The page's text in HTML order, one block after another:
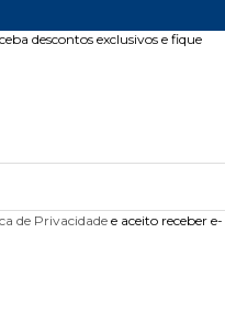
descontos exclusivos e fique
de Privacidade e aceito receber e-